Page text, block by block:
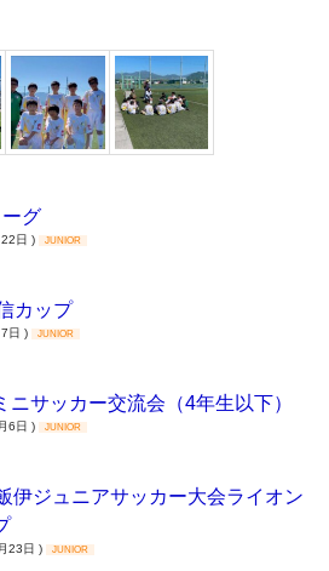
グ
22日 ) JUNIOR
カップ
7日 ) JUNIOR
ニサッカー交流会（4年生以下）
6日 ) JUNIOR
伊ジュニアサッカー大会ライオン
23日 ) JUNIOR